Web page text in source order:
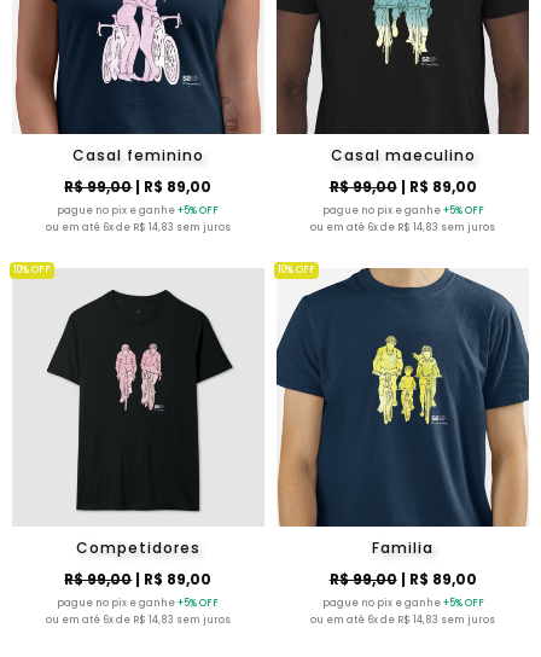
Casal feminino
R$ 99,00| R$ 89,00
pague no pix e ganhe+5% OFF
ou em até 6x de R$ 14,83 sem juros
Casal maeculino
R$ 99,00| R$ 89,00
pague no pix e ganhe+5% OFF
ou em até 6x de R$ 14,83 sem juros
Competidores
R$ 99,00| R$ 89,00
pague no pix e ganhe+5% OFF
ou em até 6x de R$ 14,83 sem juros
10% OFF
Familia
R$ 99,00| R$ 89,00
pague no pix e ganhe+5% OFF
ou em até 6x de R$ 14,83 sem juros
10% OFF